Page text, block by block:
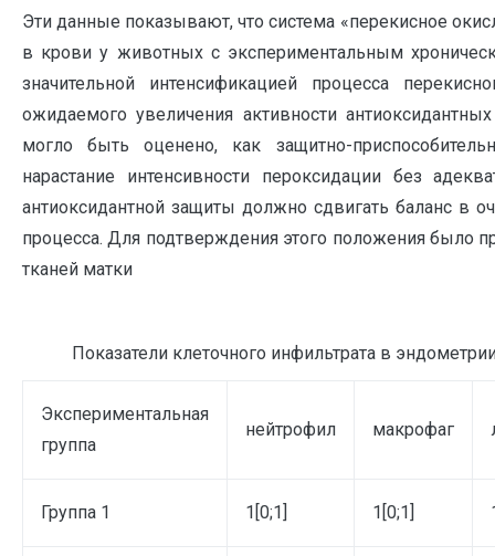
Эти данные показывают, что система «перекисное
в крови у животных с экспериментальным
значительной интенсификацией процесса
ожидаемого увеличения активности
могло быть оценено, как защитно-
нарастание интенсивности пероксидации без
антиоксидантной защиты должно сдвигать баланс в
процесса. Для подтверждения этого положения было
тканей матки
Показатели клеточного инфильтрата в
Экспериментальная
группа
нейтрофил макрофаг
Группа 1 1[0;1] 1[0;1]